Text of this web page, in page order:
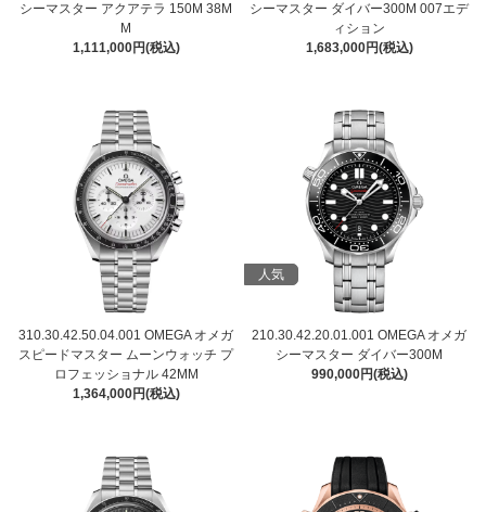
シーマスター アクアテラ 150M 38M
M
1,111,000円(税込)
シーマスター ダイバー300M 007エデ
ィション
1,683,000円(税込)
310.30.42.50.04.001 OMEGA オメガ
スピードマスター ムーンウォッチ プ
ロフェッショナル 42MM
1,364,000円(税込)
人気
210.30.42.20.01.001 OMEGA オメガ
シーマスター ダイバー300M
990,000円(税込)